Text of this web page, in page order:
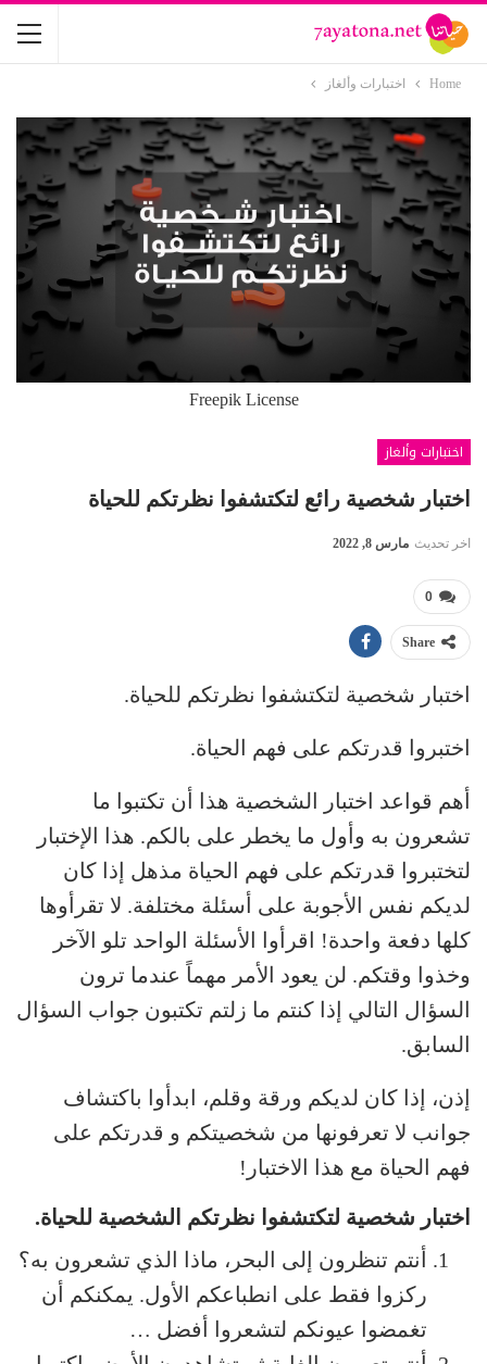
Home اختبارات وألغاز
Freepik License
اختبارات وألغاز
اختبار شخصية رائع لتكتشفوا نظرتكم للحياة
اخر تحديث مارس 8, 2022
0
Share
اختبار شخصية لتكتشفوا نظرتكم للحياة.
اختبروا قدرتكم على فهم الحياة.
أهم قواعد اختبار الشخصية هذا أن تكتبوا ما
تشعرون به وأول ما يخطر على بالكم. هذا الإختبار
لتختبروا قدرتكم على فهم الحياة مذهل إذا كان
لديكم نفس الأجوبة على أسئلة مختلفة. لا تقرأوها
كلها دفعة واحدة! اقرأوا الأسئلة الواحد تلو الآخر
وخذوا وقتكم. لن يعود الأمر مهماً عندما ترون
السؤال التالي إذا كنتم ما زلتم تكتبون جواب السؤال
السابق.
إذن، إذا كان لديكم ورقة وقلم، ابدأوا باكتشاف
جوانب لا تعرفونها من شخصيتكم و قدرتكم على
فهم الحياة مع هذا الاختبار!
اختبار شخصية لتكتشفوا نظرتكم الشخصية للحياة.
أنتم تنظرون إلى البحر، ماذا الذي تشعرون به؟
ركزوا فقط على انطباعكم الأول. يمكنكم أن
تغمضوا عيونكم لتشعروا أفضل …